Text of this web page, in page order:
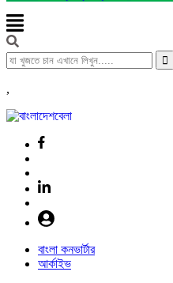
,
বাংলা কনভার্টার
আর্কাইভ